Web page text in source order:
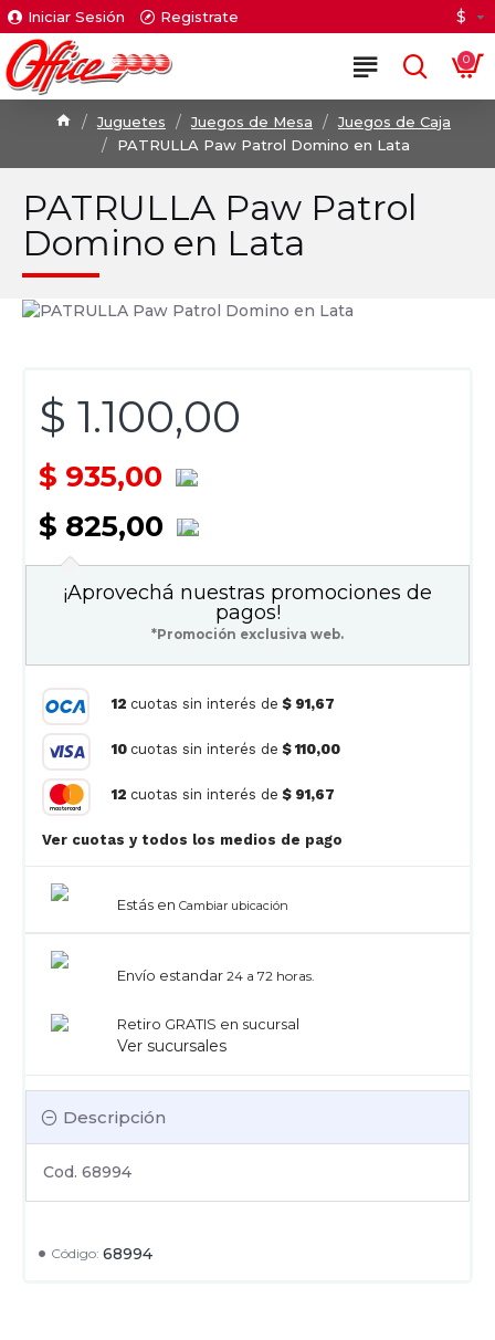
Iniciar Sesión Registrate $
0
Juguetes Juegos de Mesa
Juegos de Caja
PATRULLA Paw Patrol Domino en Lata
PATRULLA Paw Patrol
Domino en Lata
Código: 68994
$ 1.100,00
$ 935,00
$ 825,00
Descripción
Cod. 68994
Estás en Cambiar ubicación
Envío estandar 24 a 72 horas.
Retiro GRATIS en sucursal
Ver sucursales
¡Aprovechá nuestras promociones de
pagos!
*Promoción exclusiva web.
12 cuotas sin interés de $ 91,67
10 cuotas sin interés de $ 110,00
12 cuotas sin interés de $ 91,67
Ver cuotas y todos los medios de pago